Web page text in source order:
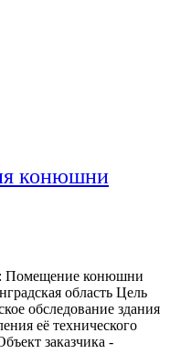
конюшни
Помещение конюшни
область Цель
обследование здания
её технического
заказчика -